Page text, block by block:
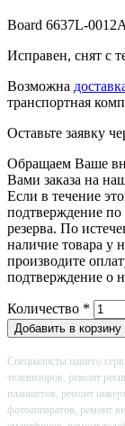
Board 6637L-
Исправен, снят с
Возможна
транспортная
Оставьте заявку
Обращаем Ваше
Вами заказа на
Если в течение
подтверждение по
резерва. По
наличие товара у
производите
подтверждение о
Количество *
Специалисты нашего
телевизоров, ремонт
планшетов, ремонт
фотоаппаратов, ремонт